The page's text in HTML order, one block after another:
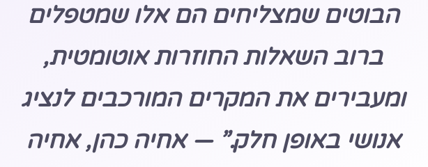
הבוטים שמצליחים הם אלו שמטפלים
ברוב השאלות החוזרות אוטומטית,
ומעבירים את המקרים המורכבים לנציג
אנושי באופן חלק.” — אחיה כהן, אחיה